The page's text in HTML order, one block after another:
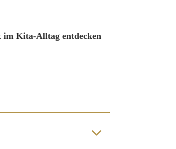
im Kita-Alltag entdecken